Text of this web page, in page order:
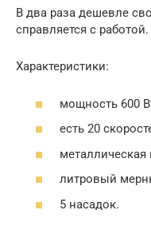
В два раза дешевле
справляется с работой.
Характеристики:
мощность 600
есть 20
металлическая
литровый
5 насадок.